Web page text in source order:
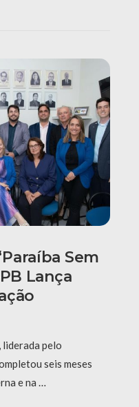
Sem
Lança
pelo
seis meses
e na …